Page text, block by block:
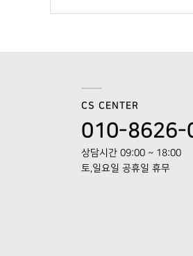
CS CENTER
010-8626-
상담시간 09:00 ~ 18:00
토,일요일 공휴일 휴무